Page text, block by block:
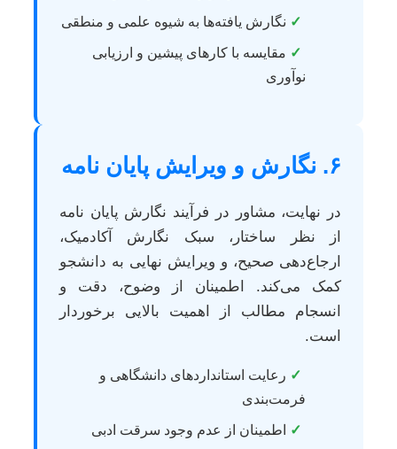
✓ نگارش یافته‌ها به شیوه علمی و منطقی
✓ مقایسه با کارهای پیشین و ارزیابی
نوآوری
۶. نگارش و ویرایش پایان نامه
در نهایت، مشاور در فرآیند نگارش پایان نامه
از نظر ساختار، سبک نگارش آکادمیک،
ارجاع‌دهی صحیح، و ویرایش نهایی به دانشجو
کمک می‌کند. اطمینان از وضوح، دقت و
انسجام مطالب از اهمیت بالایی برخوردار
است.
✓ رعایت استانداردهای دانشگاهی و
فرمت‌بندی
✓ اطمینان از عدم وجود سرقت ادبی